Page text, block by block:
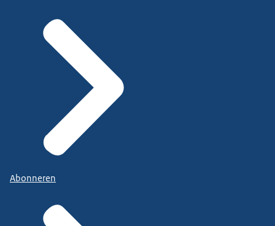
Abonneren